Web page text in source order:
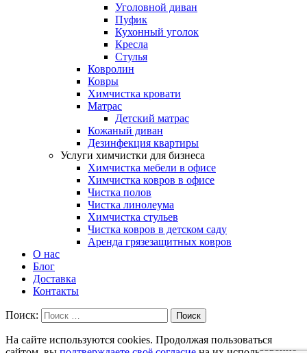
Уголовной диван
Пуфик
Кухонный уголок
Кресла
Стулья
Ковролин
Ковры
Химчистка кровати
Матрас
Детский матрас
Кожаный диван
Дезинфекция квартиры
Услуги химчистки для бизнеса
Химчистка мебели в офисе
Химчистка ковров в офисе
Чистка полов
Чистка линолеума
Химчистка стульев
Чистка ковров в детском саду
Аренда грязезащитных ковров
О нас
Блог
Доставка
Контакты
Поиск: Поиск
На сайте используются cookies. Продолжая пользоваться